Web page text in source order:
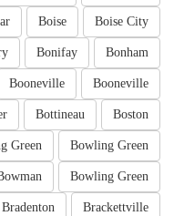
Boise City
Boise
Bonham
Bonifay
Booneville
Booneville
Boston
Bottineau
Bowling Green
Green
Bowling Green
Brackettville
Bradenton